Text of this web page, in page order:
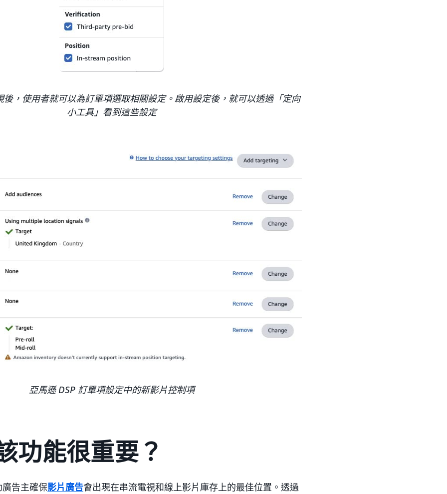
後，使用者就可以為訂單項選取相關設定。啟用設定後，就可以透過「定向
小工具」看到這些設定
亞馬遜 DSP 訂單項設定中的新影片控制項
功能很重要？
告主確保影片廣告會出現在串流電視和線上影片庫存上的最佳位置。透過